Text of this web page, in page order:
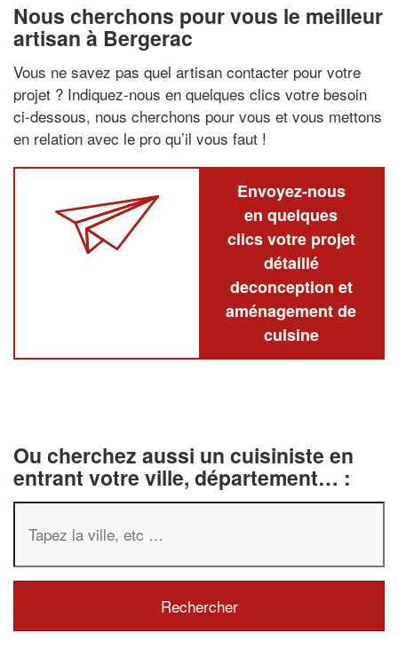
Nous cherchons pour vous le meilleur
artisan à Bergerac
Vous ne savez pas quel artisan contacter pour votre
projet ? Indiquez-nous en quelques clics votre besoin
ci-dessous, nous cherchons pour vous et vous mettons
en relation avec le pro qu’il vous faut !
Envoyez-nous
en quelques
clics votre projet
détaillé
deconception et
aménagement de
cuisine
Ou cherchez aussi un cuisiniste en
entrant votre ville, département… :